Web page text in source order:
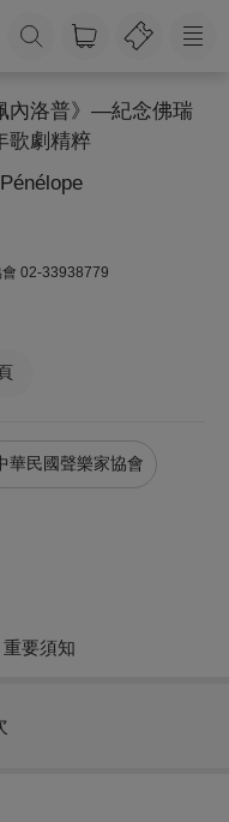
內洛普》—紀念佛瑞
歌劇精粹
02-33938779
華民國聲樂家協會
重要須知